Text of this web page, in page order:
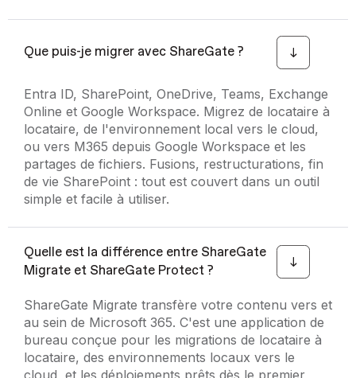
Que puis-je migrer avec ShareGate ?
Entra ID, SharePoint, OneDrive, Teams, Exchange
Online et Google Workspace. Migrez de locataire à
locataire, de l'environnement local vers le cloud,
ou vers M365 depuis Google Workspace et les
partages de fichiers. Fusions, restructurations, fin
de vie SharePoint : tout est couvert dans un outil
simple et facile à utiliser.
Quelle est la différence entre ShareGate
Migrate et ShareGate Protect ?
ShareGate Migrate transfère votre contenu vers et
au sein de Microsoft 365. C'est une application de
bureau conçue pour les migrations de locataire à
locataire, des environnements locaux vers le
cloud, et les déploiements prêts dès le premier